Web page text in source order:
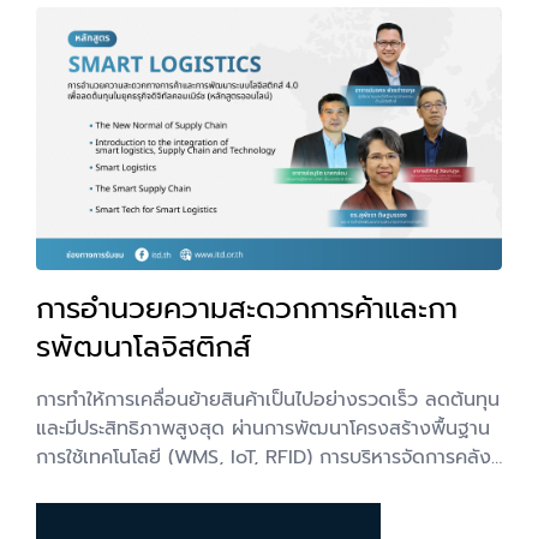
Vice President of Food and Beverage Services
Group (กาแฟพันธุ์ไทย) และคุณจุ๊บ ผู้จัดการทั่วไป The
Coffee Club 22. The Growth Framework : ถอด
แนวคิดการขยายธุรกิจ 100 ล้าน - โดย คุณพร
Managing Director Uno Coffee และคุณฟาน
Director of BEANS Coffee Roaster
การอำนวยความสะดวกการค้าและกา
รพัฒนาโลจิสติกส์
การทำให้การเคลื่อนย้ายสินค้าเป็นไปอย่างรวดเร็ว ลดต้นทุน
และมีประสิทธิภาพสูงสุด ผ่านการพัฒนาโครงสร้างพื้นฐาน
การใช้เทคโนโลยี (WMS, IoT, RFID) การบริหารจัดการคลัง